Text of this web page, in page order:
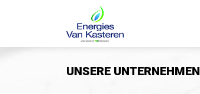
UNSERE UNTERNEHMEN